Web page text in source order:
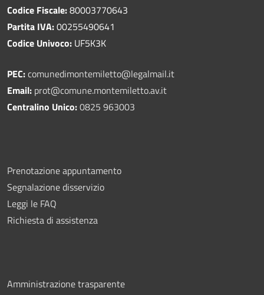
Codice Fiscale:80003770643
Partita IVA:00255490641
Codice Univoco: UF5K3K
PEC:comunedimontemiletto@legalmail.it
Email: prot@comune.montemiletto.av.it
Centralino Unico:0825 963003
Prenotazione appuntamento
Segnalazione disservizio
Leggi le FAQ
Richiesta di assistenza
Amministrazione trasparente